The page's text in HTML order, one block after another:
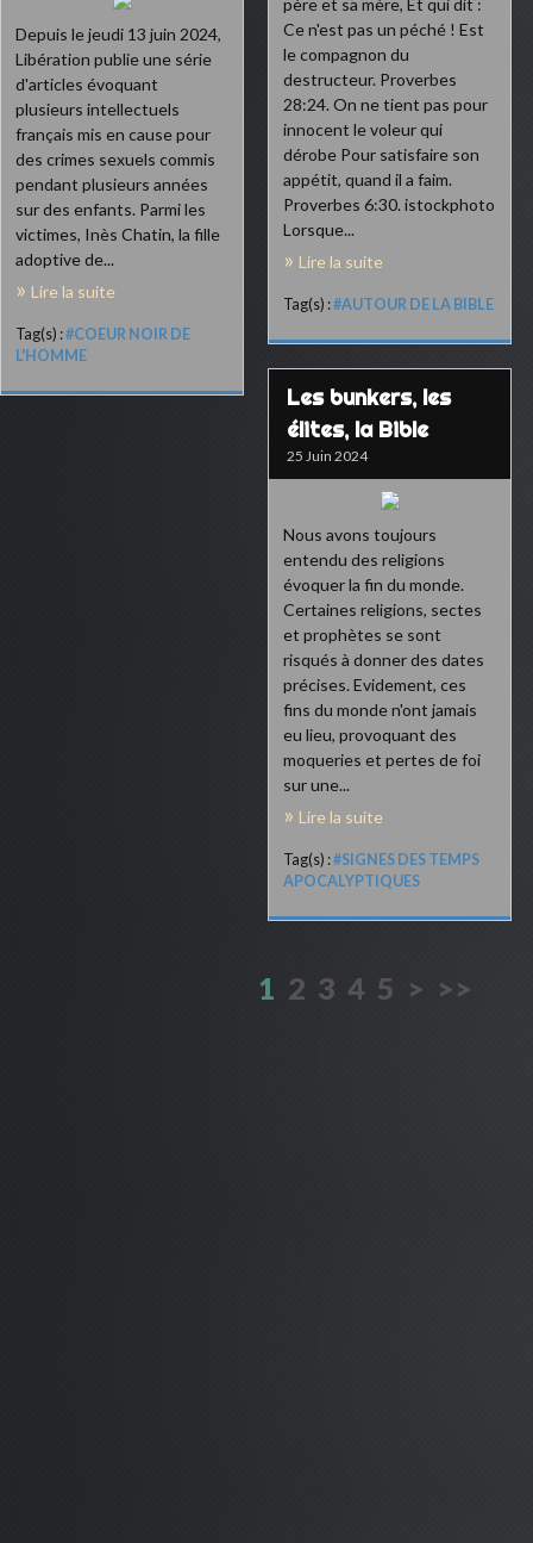
Depuis le jeudi 13 juin 2024,
Libération publie une série
d'articles évoquant
plusieurs intellectuels
français mis en cause pour
des crimes sexuels commis
pendant plusieurs années
sur des enfants. Parmi les
victimes, Inès Chatin, la fille
adoptive de...
Lire la suite
Tag(s) :#COEUR NOIR DE
L'HOMME
père et sa mère, Et qui dit :
Ce n'est pas un péché ! Est
le compagnon du
destructeur. Proverbes
28:24. On ne tient pas pour
innocent le voleur qui
dérobe Pour satisfaire son
appétit, quand il a faim.
Proverbes 6:30. istockphoto
Lorsque...
Lire la suite
Tag(s) :#AUTOUR DE LA BIBLE
Les bunkers, les
élites, la Bible
25 Juin 2024
Nous avons toujours
entendu des religions
évoquer la fin du monde.
Certaines religions, sectes
et prophètes se sont
risqués à donner des dates
précises. Evidement, ces
fins du monde n'ont jamais
eu lieu, provoquant des
moqueries et pertes de foi
sur une...
Lire la suite
Tag(s) :#SIGNES DES TEMPS
APOCALYPTIQUES
1 2 3 4 5 > >>